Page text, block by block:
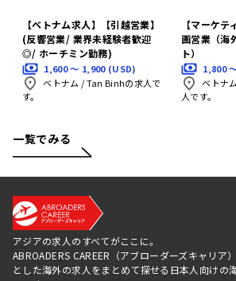
【ベトナム求人】【引越営業】
(反響営業/ 業界未経験者歓迎
◎/ ホーチミン勤務)
1,600 〜 1,900 (USD)
ベトナム /Tan Binhの求人で
す。
【マーケ
画営業（海
ト）
1,800
ベトナム
人です。
一覧でみる
アジアの求人のすべてがここに。
ABROADERS CAREER（アブローダーズキャリア
とした海外の求人をまとめて探せる日本人向けの